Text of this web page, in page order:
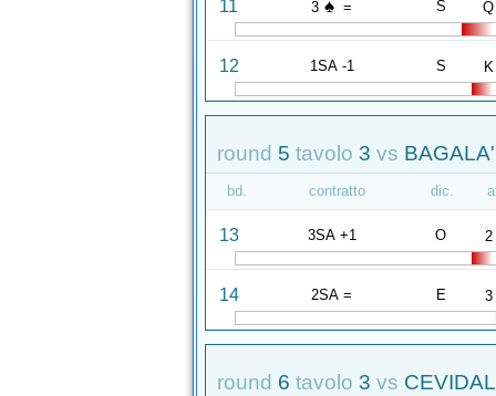
11 3 ♠ = S Q
12 1SA -1 S K
round 5 tavolo 3 vs
bd. contratto dic.
13 3SA +1 O 2
14 2SA = E 3
round 6 tavolo 3 vs